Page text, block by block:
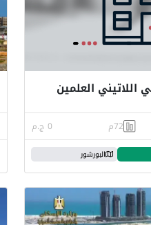
في الحي اللاتيني العلمين
72م 0 ج.م
البورشور